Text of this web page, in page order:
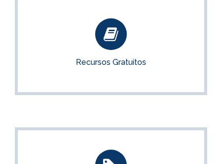
Recursos Gratuitos
Recursos Gratuitos
Aprovecha el material gratuito que ponemos a tu
disposición
Ofertas y Descuentos